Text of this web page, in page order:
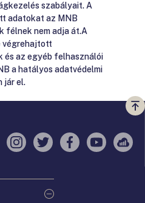
szabályait. A
adatokat az MNB
félnek nem adja át.A
végrehajtott
és az egyéb felhasználói
a hatályos adatvédelmi
jár el.
a
Instagram
TwitterFacebook
YouTube